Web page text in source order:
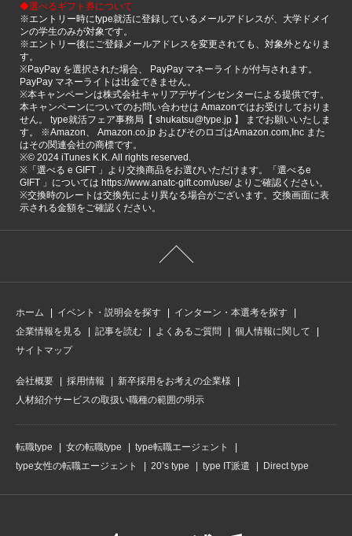
◆選べるギフト券について
※エントリー時にtype就活に登録しているメールアドレスが、大学ドメイ
ンの学生のみが対象です。
※エントリー後にご登録メールアドレスを変更されても、対象外となりま
す。
※PayPay を選択された場合、 PayPay マネーライトが付与されます。
PayPay マネーライトは出金できません。
※本キャンペーンは株式会社キャリアデザインセンターによる提供です。
本キャンペーンについてのお問い合わせは Amazonではお受けしておりま
せん。 type就活フェア事務局【 shukatsu@type.jp 】 までお願いいたしま
す。 ※Amazon、 Amazon.co.jp およびそのロゴはAmazon.com,Inc また
はその関連会社の商標です。
※©️ 2024 iTunes K.K. All rights reserved.
※「選べる e GIFT 」より交換商品をお選びいただけます。「選べるe
GIFT 」については https://www.anatc-gift.com/use/ よりご確認ください。
※交換時のレートは交換先により異なる場合がございます。交換画面に表
示される金額をご確認ください。
ホーム イベント・説明会を探す
インターン・本選考を探す
企業情報を見る
記事を読む よくあるご質問
個人情報に関して
サイトマップ
会社概要 採用情報
新卒採用をお考えの企業様
人材紹介サービスの取扱い職種の範囲の明示
転職type 女の転職type
type転職エージェント
type女性の転職エージェント
20’s type type IT派遣 Direct type